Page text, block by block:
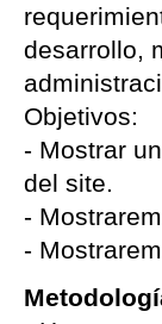
desarrollo,
Objetivos:
- Mostrar
del site.
-
-